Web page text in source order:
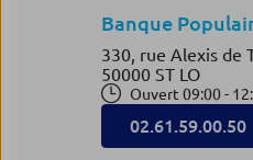
Banque
330, rue Alexis de
50000 ST LO
Ouvert 09:00 -
02.61.59.00.50